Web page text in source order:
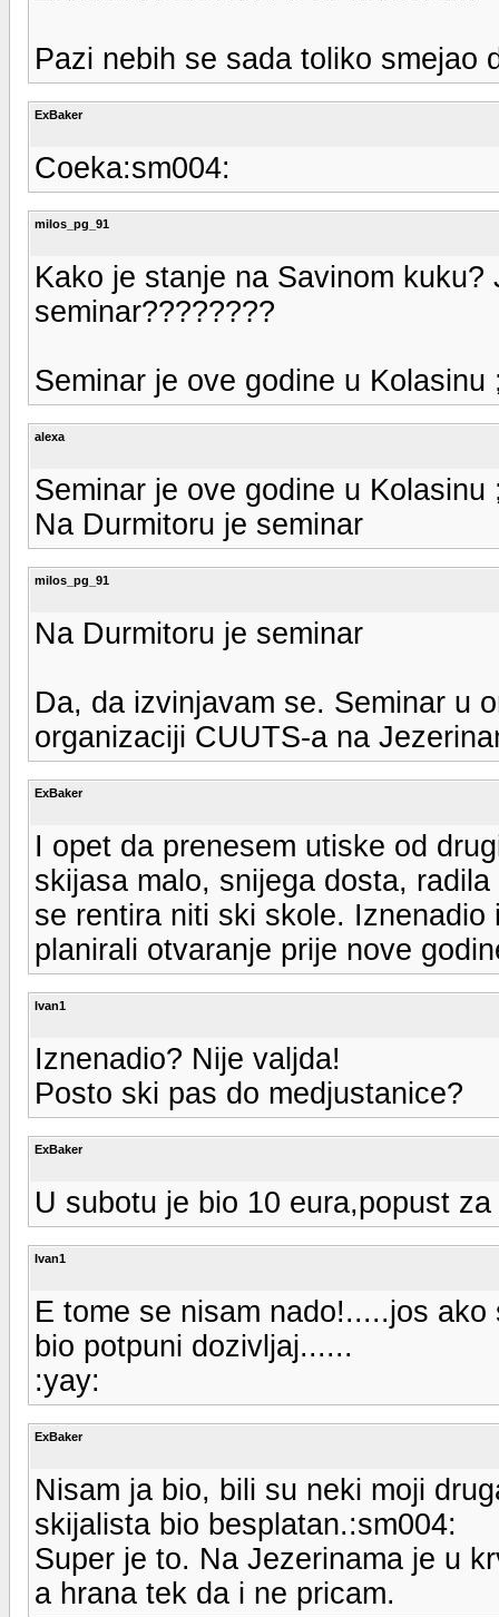
Pazi nebih se sada toliko smejao
ExBaker
Coeka:sm004:
milos_pg_91
Kako je stanje na Savinom
seminar????????
Seminar je ove godine u Kolasinu
alexa
Seminar je ove godine u Kolasinu
Na Durmitoru je seminar
milos_pg_91
Na Durmitoru je seminar
Da, da izvinjavam se. Seminar u
organizaciji CUUTS-a na
ExBaker
I opet da prenesem utiske od
skijasa malo, snijega dosta,
se rentira niti ski skole.
planirali otvaranje prije nove
Ivan1
Iznenadio? Nije valjda!
Posto ski pas do medjustanice?
ExBaker
U subotu je bio 10 eura,popust
Ivan1
E tome se nisam nado!.....jos
bio potpuni dozivljaj......
:yay:
ExBaker
Nisam ja bio, bili su neki moji
skijalista bio besplatan.:sm004:
Super je to. Na Jezerinama je u
a hrana tek da i ne pricam.